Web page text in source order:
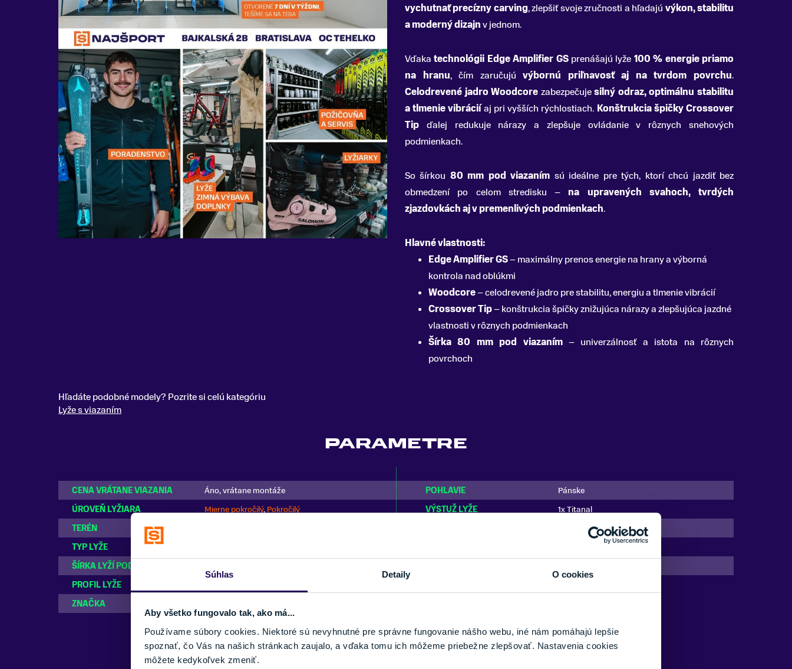
Súhlas Detaily O cookies
Aby všetko fungovalo tak, ako má...
Používame súbory cookies. Niektoré sú nevyhnutné pre správne fungovanie nášho webu, iné nám pomáhajú lepšie
spoznať, čo Vás na našich stránkach zaujalo, a vďaka tomu ich môžeme priebežne zlepšovať. Nastavenia cookies
môžete kedykoľvek zmeniť.
vychutnať precízny carving, zlepšiť svoje zručnosti a hľadajú výkon, stabilitu
a moderný dizajnv jednom.
Vďakatechnológii Edge Amplifier GSprenášajú lyže 100 % energie priamo
na hranu, čím zaručujúvýbornú priľnavosť aj na tvrdom povrchu.
Celodrevené jadro Woodcore zabezpečujesilný odraz, optimálnu stabilitu
a tlmenie vibráciíaj pri vyšších rýchlostiach. Konštrukcia špičky Crossover
Tip ďalej redukuje nárazy a zlepšuje ovládanie v rôznych snehových
podmienkach.
So šírkou 80 mm pod viazaním sú ideálne pre tých, ktorí chcú jazdiť bez
obmedzení po celom stredisku – na upravených svahoch, tvrdých
zjazdovkách aj v premenlivých podmienkach.
Hlavné vlastnosti:
Edge Amplifier GS– maximálny prenos energie na hrany a výborná
kontrola nad oblúkmi
Woodcore– celodrevené jadro pre stabilitu, energiu a tlmenie vibrácií
Crossover Tip– konštrukcia špičky znižujúca nárazy a zlepšujúca jazdné
vlastnosti v rôznych podmienkach
Šírka 80 mm pod viazaním– univerzálnosť a istota na rôznych
povrchoch
Hľadáte podobné modely? Pozrite si celú kategóriu
Lyže s viazaním
PARAMETRE
CENA VRÁTANE VIAZANIA Áno, vrátane montáže POHLAVIE
Pánske
ÚROVEŇ LYŽIARA
Mierne pokročilý, Pokročilý VÝSTUŽ LYŽE
1x Titanal
TERÉN
Univerzálny
TYP LYŽE
ŠÍRKA LYŽÍ POD VIAZANÍM
PROFIL LYŽE
ZNAČKA